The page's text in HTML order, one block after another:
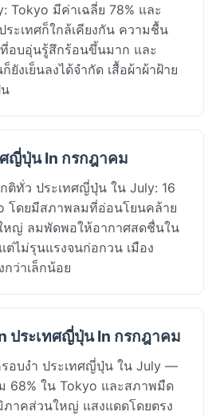
Tokyo มีค่าเฉลี่ย 78% และ
ะเทศก็ใกล้เคียงกัน ความชื้น
อบอุ่นรู้สึกร้อนขึ้นมาก และ
งเย็นลงได้จำกัด เสื้อผ้าผ้าฝ้าย
น
ญี่ปุ่น In กรกฎาคม
กติทั่ว ประเทศญี่ปุ่น ใน July: 16
โดยมีสภาพลมที่อ่อนโยนคล้าย
ญ่ ลมพัดพอให้อากาศสดชื่นใน
ไม่รุนแรงจนก่อกวน เมือง
ว่าเล็กน้อย
ประเทศญี่ปุ่น In กรกฎาคม
อบงำ ประเทศญี่ปุ่น ใน July —
68% ใน Tokyo และสภาพมืด
าคส่วนใหญ่ แสงแดดโดยตรง